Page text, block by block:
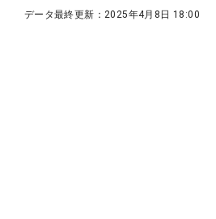
データ最終更新： 2025年4月8日 18:00